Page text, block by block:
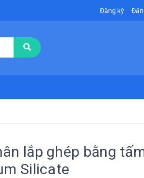
Đăng ký
lắp ghép bằng
Silicate